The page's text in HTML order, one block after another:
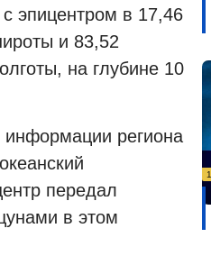
эпицентром в 17,46
и 83,52
на глубине 10
региона
передал
в этом